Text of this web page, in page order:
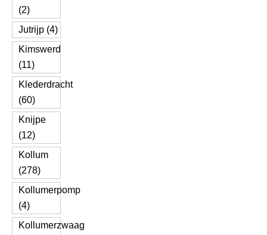
(2)
Jutrijp (4)
Kimswerd
(11)
Klederdracht
(60)
Knijpe
(12)
Kollum
(278)
Kollumerpomp
(4)
Kollumerzwaag